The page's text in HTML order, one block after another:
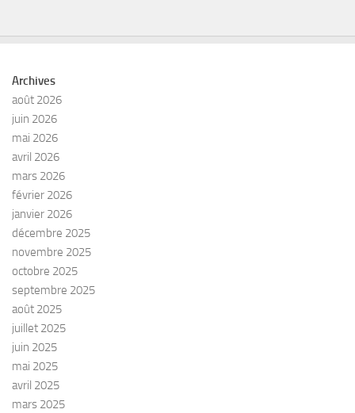
Archives
août 2026
juin 2026
mai 2026
avril 2026
mars 2026
février 2026
janvier 2026
décembre 2025
novembre 2025
octobre 2025
septembre 2025
août 2025
juillet 2025
juin 2025
mai 2025
avril 2025
mars 2025